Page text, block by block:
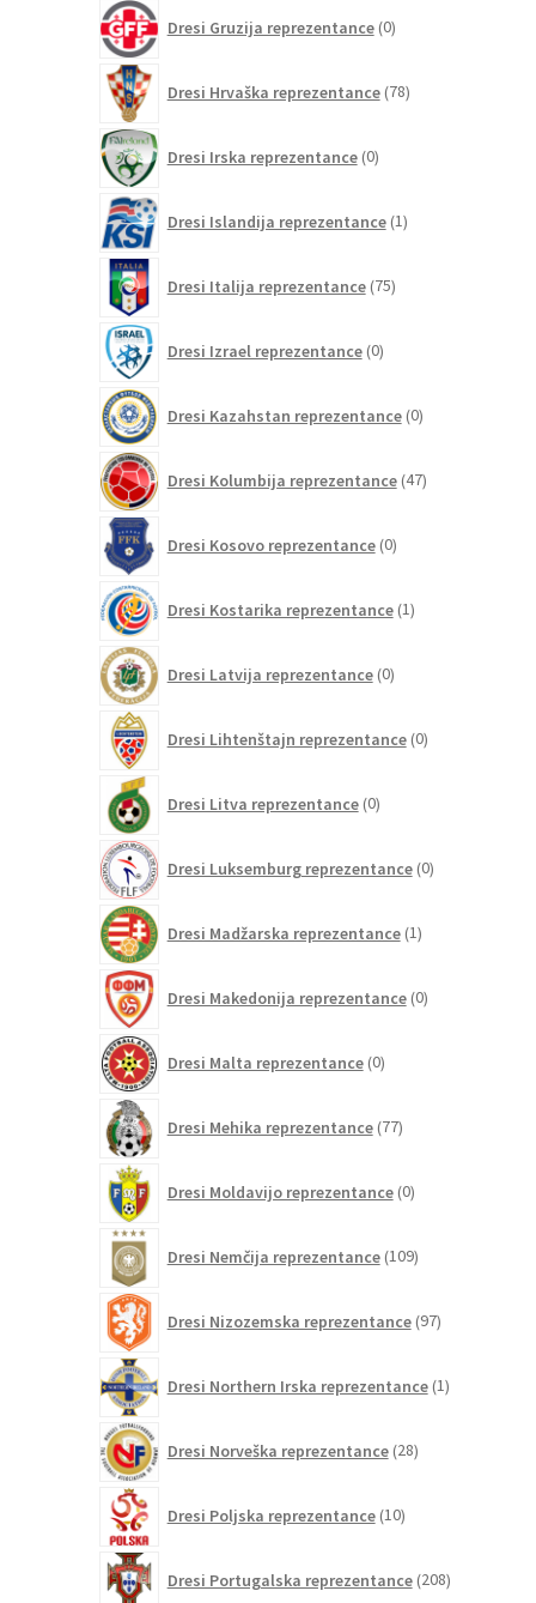
Dresi Gruzija reprezentance 0izdelkov
Dresi Hrvaška reprezentance 78izdelkov
Dresi Irska reprezentance 0izdelkov
Dresi Islandija reprezentance 1izdelek
Dresi Italija reprezentance 75izdelkov
Dresi Izrael reprezentance 0izdelkov
Dresi Kazahstan reprezentance 0izdelkov
Dresi Kolumbija reprezentance 47izdelkov
Dresi Kosovo reprezentance 0izdelkov
Dresi Kostarika reprezentance 1izdelek
Dresi Latvija reprezentance 0izdelkov
Dresi Lihtenštajn reprezentance 0izdelkov
Dresi Litva reprezentance 0izdelkov
Dresi Luksemburg reprezentance 0izdelkov
Dresi Madžarska reprezentance 1izdelek
Dresi Makedonija reprezentance 0izdelkov
Dresi Malta reprezentance 0izdelkov
Dresi Mehika reprezentance 77izdelkov
Dresi Moldavijo reprezentance 0izdelkov
Dresi Nemčija reprezentance 109izdelkov
Dresi Nizozemska reprezentance 97izdelkov
Dresi Northern Irska reprezentance 1izdelek
Dresi Norveška reprezentance 28izdelkov
Dresi Poljska reprezentance 10izdelkov
Dresi Portugalska reprezentance 208izdelkov